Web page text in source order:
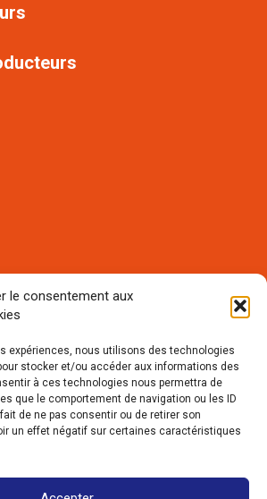
le consentement aux
expériences, nous utilisons des technologies
stocker et/ou accéder aux informations des
à ces technologies nous permettra de
que le comportement de navigation ou les ID
de ne pas consentir ou de retirer son
un effet négatif sur certaines caractéristiques
notre communauté et
notre lettre mensuelle
d'informations :